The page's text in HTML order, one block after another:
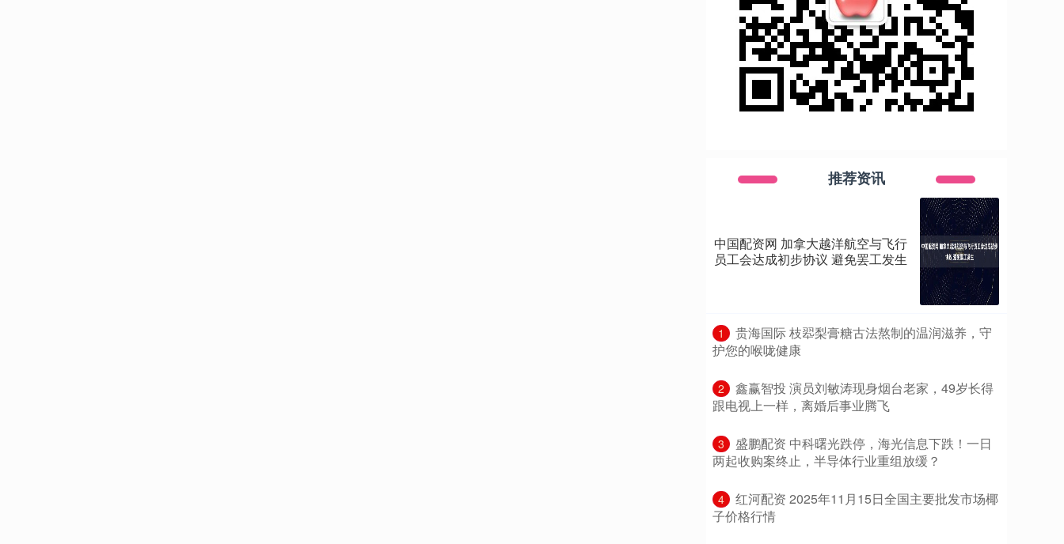
推荐资讯
中国配资网 加拿大越洋航空与飞行
员工会达成初步协议 避免罢工发生
1
​贵海国际 枝翆梨膏糖古法熬制的温润滋养，守
护您的喉咙健康
2
​鑫赢智投 演员刘敏涛现身烟台老家，49岁长得
跟电视上一样，离婚后事业腾飞
3
​盛鹏配资 中科曙光跌停，海光信息下跌！一日
两起收购案终止，半导体行业重组放缓？
4
​红河配资 2025年11月15日全国主要批发市场椰
子价格行情